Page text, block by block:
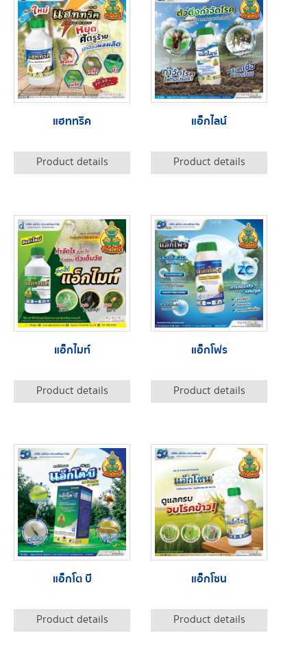
แฮททริค
Product details
แอ็กไลน์
Product details
แอ็กไมท์
Product details
แอ็กโฟร
Product details
แอ็กโต บี
Product details
แอ็กโซน
Product details